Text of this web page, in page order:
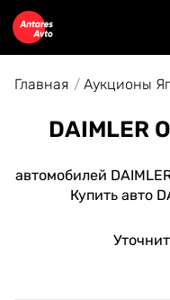
Главная Аукционы
DAIMLER
автомобилей
Купить авто